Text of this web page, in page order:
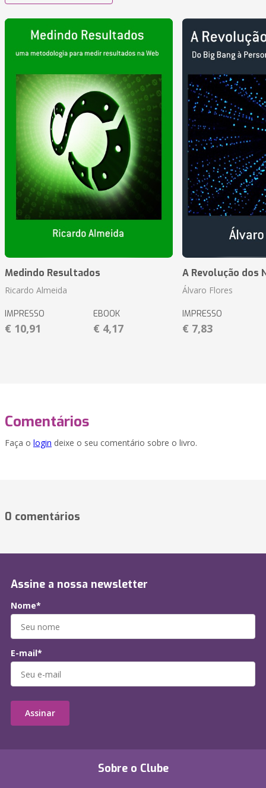
Medindo Resultados
Ricardo Almeida
IMPRESSO
€ 10,91
EBOOK
€ 4,17
A Revolução dos
Álvaro Flores
IMPRESSO
€ 7,83
Comentários
Faça o login deixe o seu comentário sobre o livro.
0 comentários
Sobre o Clube
Assine a nossa newsletter
Nome*
E-mail*
Assinar